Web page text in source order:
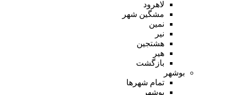
لاهرود
مشگین شهر
نمین
نیر
هشتجین
هیر
بازگشت
بوشهر
تمام شهر‌ها
بوشهر